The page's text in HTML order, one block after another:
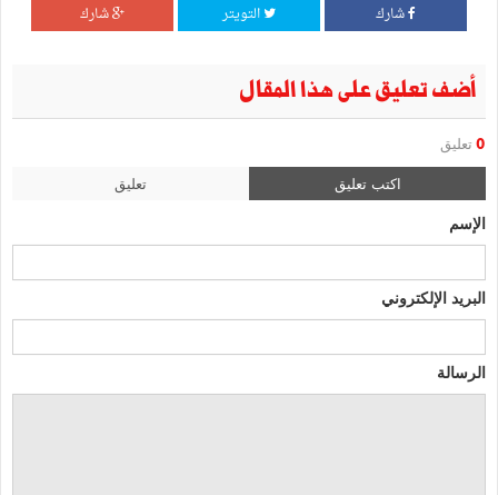
شارك التويتر شارك
أضف تعليق على هذا المقال
0 تعليق
اكتب تعليق تعليق
الإسم
البريد الإلكتروني
الرسالة